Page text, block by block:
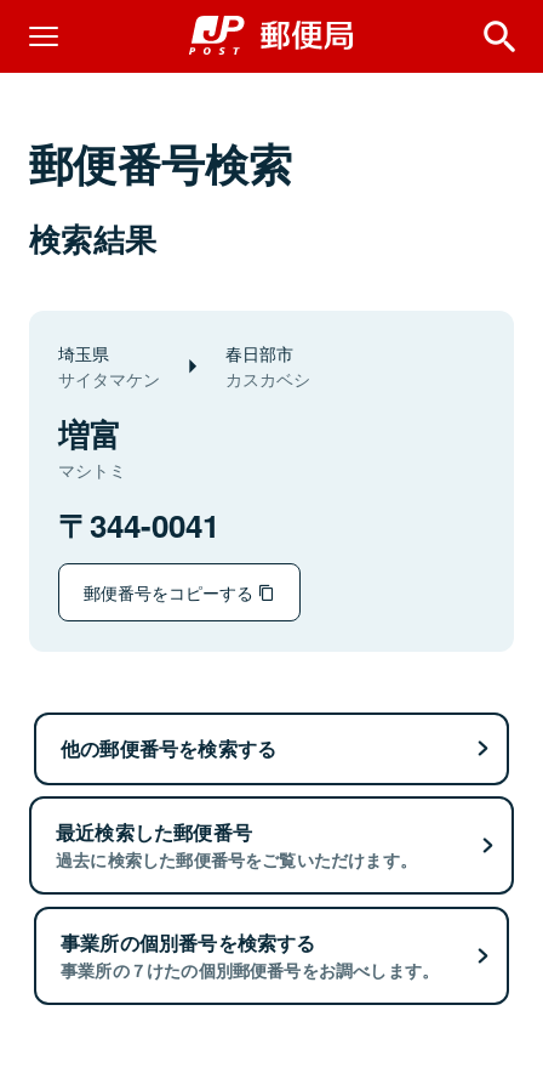
郵便番号検索
検索結果
埼玉県
サイタマケン
春日部市
カスカベシ
増富
マシトミ
344-0041
郵便番号をコピーする
他の郵便番号を検索する
最近検索した郵便番号
過去に検索した郵便番号をご覧いただけます。
事業所の個別番号を検索する
事業所の７けたの個別郵便番号をお調べします。